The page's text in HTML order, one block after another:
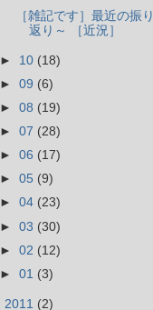
［雑記です］最近の振り
返り～ ［近況］
► 10 (18)
►09 (6)
►08 (19)
►07 (28)
►06 (17)
►05 (9)
►04 (23)
►03 (30)
►02 (12)
►01 (3)
2011 (2)